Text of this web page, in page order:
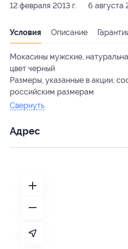
12 февраля 2013 г. 6 августа
Условия Описание
Мокасины мужские,
цвет черный
Размеры, указанные в акции,
российским размерам
Свернуть
Адрес